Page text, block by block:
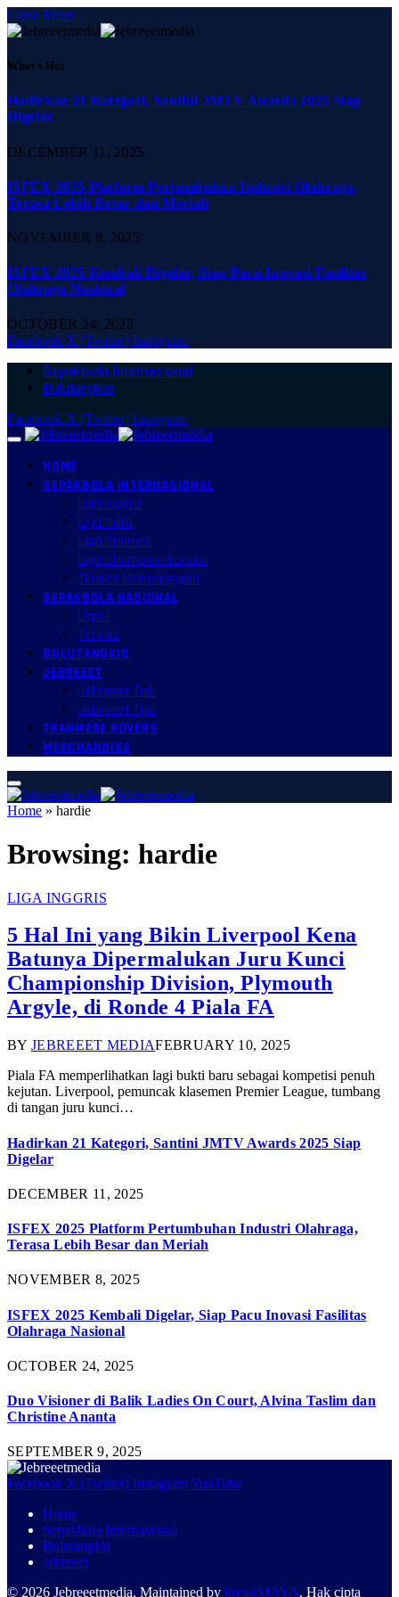
Close Menu
What's Hot
Hadirkan 21 Kategori, Santini JMTV Awards 2025 Siap
Digelar
DECEMBER 11, 2025
ISFEX 2025 Platform Pertumbuhan Industri Olahraga,
Terasa Lebih Besar dan Meriah
NOVEMBER 8, 2025
ISFEX 2025 Kembali Digelar, Siap Pacu Inovasi Fasilitas
Olahraga Nasional
OCTOBER 24, 2025
Facebook X (Twitter) Instagram
Sepakbola Internasional
Bulutangkis
Facebook X (Twitter) Instagram
HOME
SEPAKBOLA INTERNASIONAL
Liga Inggris
Liga Italia
Liga Spanyol
Liga Champion/Europa
Timnas Mancanegara
SEPAKBOLA NASIONAL
Liga 1
Timnas
BULUTANGKIS
JEBREEET
Jebreeet Talk
Jebreeet Tips
TRANMERE ROVERS
MERCHANDISE
Home » hardie
Browsing: hardie
LIGA INGGRIS
5 Hal Ini yang Bikin Liverpool Kena
Batunya Dipermalukan Juru Kunci
Championship Division, Plymouth
Argyle, di Ronde 4 Piala FA
BY JEBREEET MEDIAFEBRUARY 10, 2025
Piala FA memperlihatkan lagi bukti baru sebagai kompetisi penuh
kejutan. Liverpool, pemuncak klasemen Premier League, tumbang
di tangan juru kunci…
Hadirkan 21 Kategori, Santini JMTV Awards 2025 Siap
Digelar
DECEMBER 11, 2025
ISFEX 2025 Platform Pertumbuhan Industri Olahraga,
Terasa Lebih Besar dan Meriah
NOVEMBER 8, 2025
ISFEX 2025 Kembali Digelar, Siap Pacu Inovasi Fasilitas
Olahraga Nasional
OCTOBER 24, 2025
Duo Visioner di Balik Ladies On Court, Alvina Taslim dan
Christine Ananta
SEPTEMBER 9, 2025
Facebook X (Twitter) InstagramYouTube
Home
Sepakbola Internasional
Bulutangkis
Jebreeet
© 2026 Jebreeetmedia. Maintained by kreasiMAYA. Hak cipta